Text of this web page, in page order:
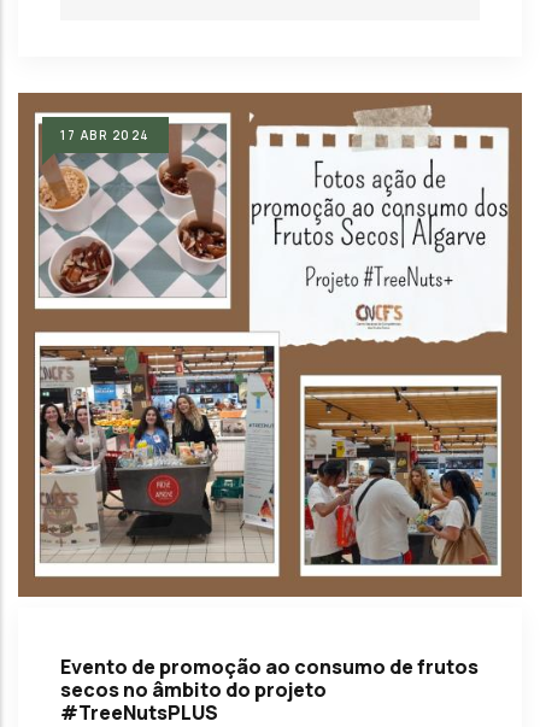
17 ABR 2024
Evento de promoção ao consumo de frutos
secos no âmbito do projeto
#TreeNutsPLUS